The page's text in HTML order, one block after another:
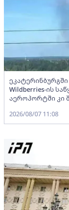
Wildberries-ის
აეროპორტში კი
2026/08/07 11:08